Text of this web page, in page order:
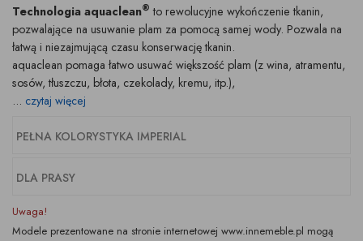
Technologia aquaclean® to rewolucyjne wykończenie tkanin,
pozwalające na usuwanie plam za pomocą samej wody. Pozwala na
łatwą i niezajmującą czasu konserwację tkanin.
aquaclean pomaga łatwo usuwać większość plam (z wina, atramentu,
sosów, tłuszczu, błota, czekolady, kremu, itp.),
... czytaj więcej
PEŁNA KOLORYSTYKA IMPERIAL
DLA PRASY
Uwaga!
Modele prezentowane na stronie internetowej www.innemeble.pl mogą